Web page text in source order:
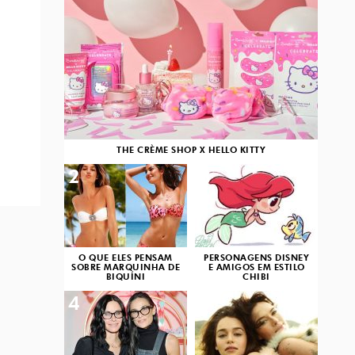
THE CRÈME SHOP X HELLO KITTY
O QUE ELES PENSAM
SOBRE MARQUINHA DE
BIQUÍNI
2
PERSONAGENS DISNEY
E AMIGOS EM ESTILO
CHIBI
3
4